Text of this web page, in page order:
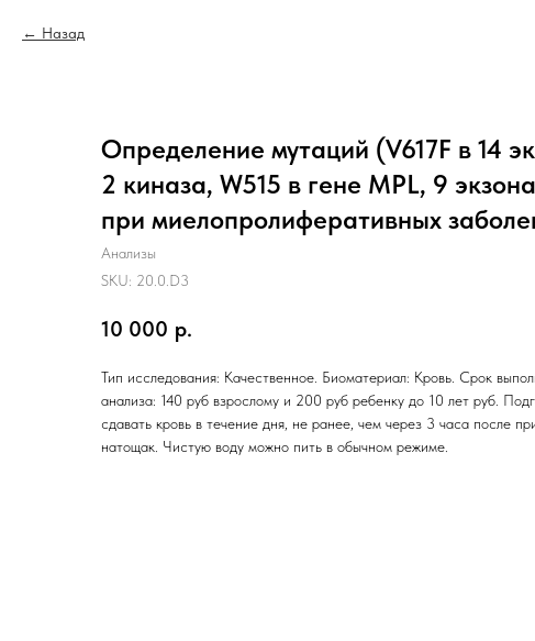
Назад
Определение мутаций (V617F в 14
2 киназа, W515 в гене MPL, 9
при миелопролиферативных
Анализы
SKU: 20.0.D3
10 000 р.
Тип исследования: Качественное. Биоматериал: Кровь. Срок
анализа: 140 руб взрослому и 200 руб ребенку до 10 лет руб.
сдавать кровь в течение дня, не ранее, чем через 3 часа после
натощак. Чистую воду можно пить в обычном режиме.